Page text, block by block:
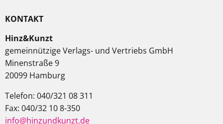
KONTAKT
Hinz&Kunzt
gemeinnützige Verlags- und Vertriebs GmbH
Minenstraße 9
20099 Hamburg
Telefon: 040/321 08 311
Fax: 040/32 10 8-350
info@hinzundkunzt.de